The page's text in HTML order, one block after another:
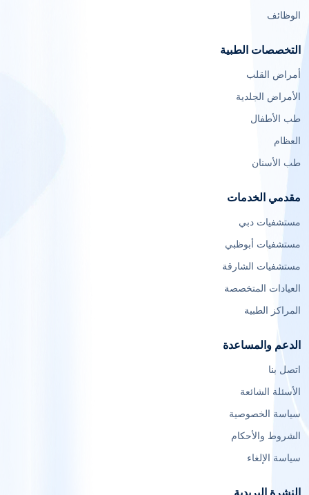
الوظائف
التخصصات الطبية
أمراض القلب
الأمراض الجلدية
طب الأطفال
العظام
طب الأسنان
مقدمي الخدمات
مستشفيات دبي
مستشفيات أبوظبي
مستشفيات الشارقة
العيادات المتخصصة
المراكز الطبية
الدعم والمساعدة
اتصل بنا
الأسئلة الشائعة
سياسة الخصوصية
الشروط والأحكام
سياسة الإلغاء